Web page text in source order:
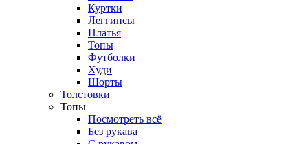
Куртки
Леггинсы
Платья
Топы
Футболки
Худи
Шорты
Толстовки
Топы
Посмотреть всё
Без рукава